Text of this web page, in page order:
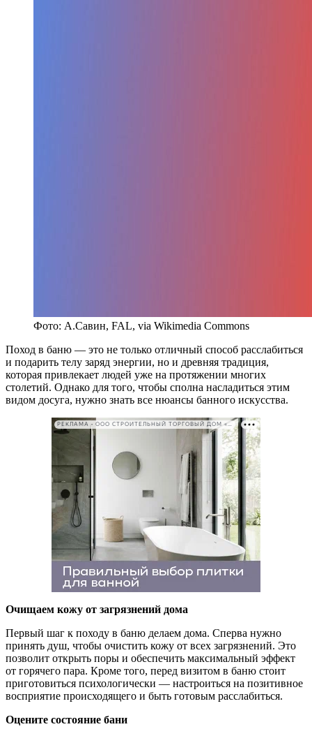
Фото: А.Савин, FAL, via Wikimedia Commons
Поход в баню — это не только отличный способ расслабиться
и подарить телу заряд энергии, но и древняя традиция,
которая привлекает людей уже на протяжении многих
столетий. Однако для того, чтобы сполна насладиться этим
видом досуга, нужно знать все нюансы банного искусства.
РЕКЛАМА • ООО СТРОИТЕЛЬНЫЙ ТОРГОВЫЙ ДОМ «ПЕТРОВИЧ». ИНН: 7802348846
Очищаем кожу от загрязнений дома
Первый шаг к походу в баню делаем дома. Сперва нужно
принять душ, чтобы очистить кожу от всех загрязнений. Это
позволит открыть поры и обеспечить максимальный эффект
от горячего пара. Кроме того, перед визитом в баню стоит
приготовиться психологически — настроиться на позитивное
восприятие происходящего и быть готовым расслабиться.
Оцените состояние бани